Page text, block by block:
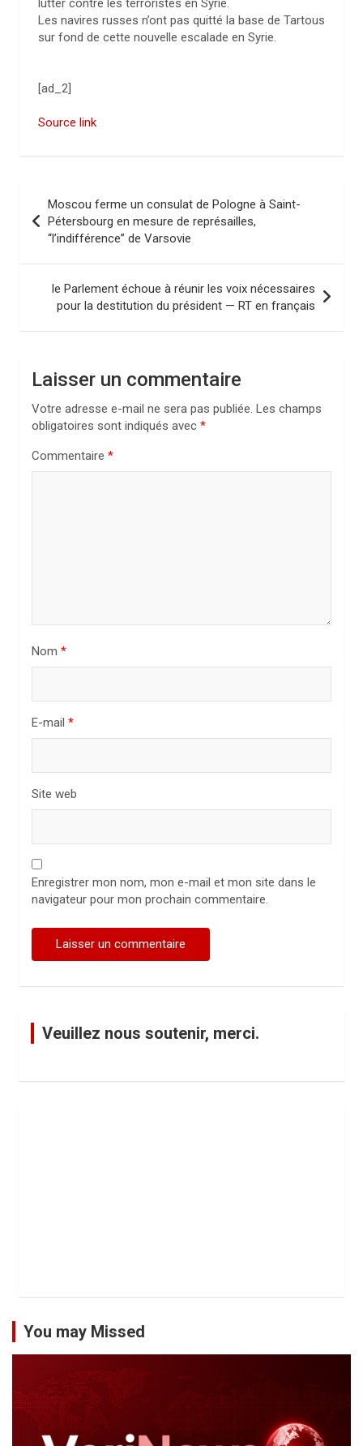
lutter contre les terroristes en Syrie.
Les navires russes n’ont pas quitté la base de Tartous
sur fond de cette nouvelle escalade en Syrie.
[ad_2]
Source link
i
Moscou ferme un consulat de Pologne à Saint-
Pétersbourg en mesure de représailles,
“l’indifférence” de Varsovie
le Parlement échoue à réunir les voix nécessaires
pour la destitution du président — RT en français
Laisser un commentaire
Votre adresse e-mail ne sera pas publiée. Les champs
obligatoires sont indiqués avec *
Commentaire *
Nom *
E-mail *
Site web
Enregistrer mon nom, mon e-mail et mon site dans le
navigateur pour mon prochain commentaire.
Veuillez nous soutenir, merci.
You may Missed